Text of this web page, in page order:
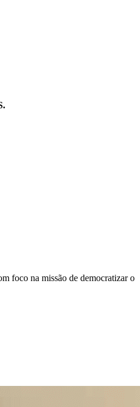
foco na missão de democratizar o